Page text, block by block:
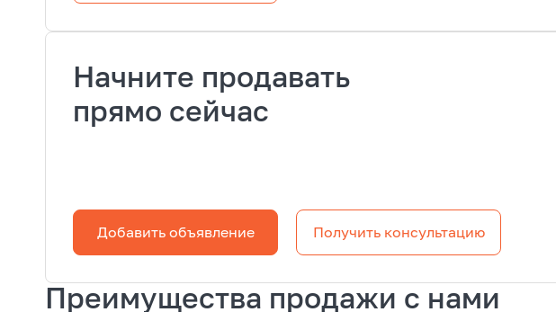
Начните продавать
прямо сейчас
Добавить объявление Получить консультацию
Преимущества продажи с нами